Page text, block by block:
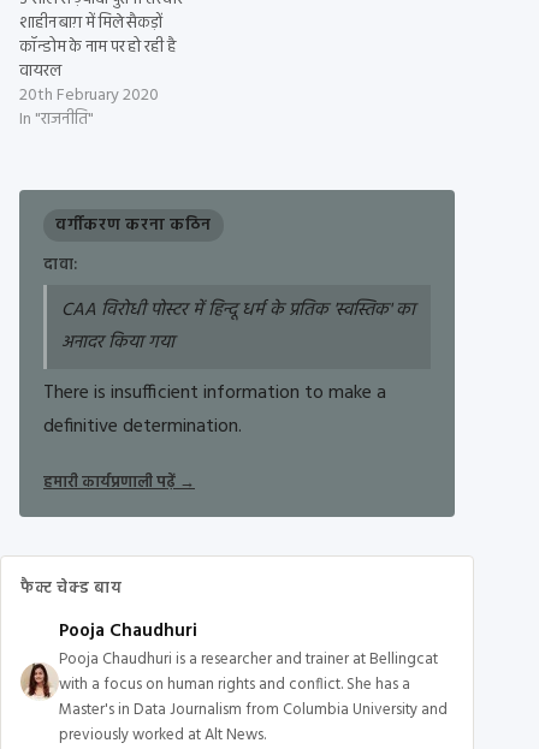
शाहीन बाग़ में मिले सैकड़ों
कॉन्डोम के नाम पर हो रही है
वायरल
20th February 2020
In "राजनीति"
वर्गीकरण करना कठिन
दावा:
CAA विरोधी पोस्टर में हिन्दू धर्म के प्रतिक 'स्वस्तिक' का
अनादर किया गया
There is insufficient information to make a
definitive determination.
हमारी कार्यप्रणाली पढ़ें→
फैक्ट चेक्ड बाय
Pooja Chaudhuri
Pooja Chaudhuri is a researcher and trainer at Bellingcat
with a focus on human rights and conflict. She has a
Master's in Data Journalism from Columbia University and
previously worked at Alt News.